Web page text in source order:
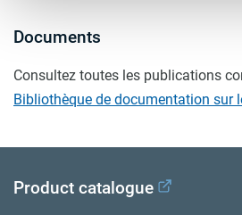
Documents
Consultez toutes les publications
Bibliothèque de documentation sur
Product catalogue